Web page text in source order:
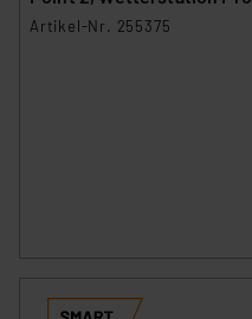
Artikel-Nr. 255375